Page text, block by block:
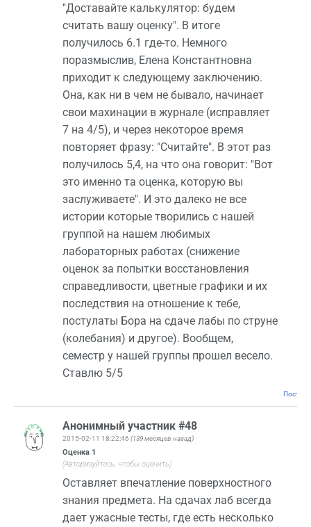
"Доставайте калькулятор: будем
считать вашу оценку". В итоге
получилось 6.1 где-то. Немного
поразмыслив, Елена Константновна
приходит к следующему заключению.
Она, как ни в чем не бывало, начинает
свои махинации в журнале (исправляет
7 на 4/5), и через некоторое время
повторяет фразу: "Считайте". В этот раз
получилось 5,4, на что она говорит: "Вот
это именно та оценка, которую вы
заслуживаете". И это далеко не все
истории которые творились с нашей
группой на нашем любимых
лабораторных работах (снижение
оценок за попытки восстановления
справедливости, цветные графики и их
последствия на отношение к тебе,
постулаты Бора на сдаче лабы по струне
(колебания) и другое). Вообщем,
семестр у нашей группы прошел весело.
Ставлю 5/5
Анонимный участник #48
2015-02-11 18:22:46 (139 месяцев назад)
Оценка 1
(Авторизуйтесь, чтобы оценить)
Оставляет впечатление поверхностного
знания предмета. На сдачах лаб всегда
дает ужасные тесты, где есть несколько